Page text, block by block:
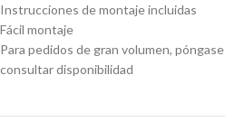
Instrucciones de montaje incluidas
Fácil montaje
Para pedidos de gran volumen,
consultar disponibilidad